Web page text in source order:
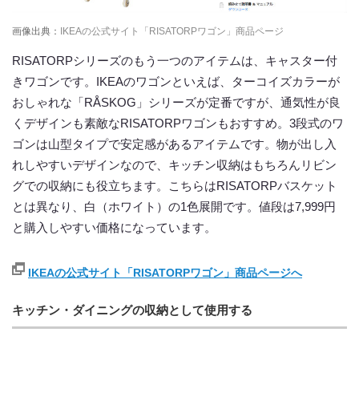
画像出典： IKEAの公式サイト「RISATORPワゴン」商品ページ
RISATORPシリーズのもう一つのアイテムは、キャスター付
きワゴンです。IKEAのワゴンといえば、ターコイズカラーが
おしゃれな「RÅSKOG」シリーズが定番ですが、通気性が良
くデザインも素敵なRISATORPワゴンもおすすめ。3段式のワ
ゴンは山型タイプで安定感があるアイテムです。物が出し入
れしやすいデザインなので、キッチン収納はもちろんリビン
グでの収納にも役立ちます。こちらはRISATORPバスケット
とは異なり、白（ホワイト）の1色展開です。値段は7,999円
と購入しやすい価格になっています。
IKEAの公式サイト「RISATORPワゴン」商品ページへ
キッチン・ダイニングの収納として使用する